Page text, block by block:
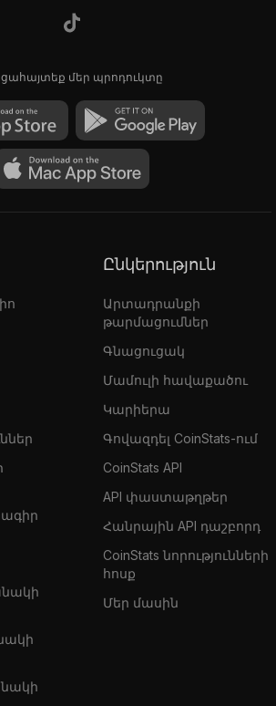
մեր պրոդուկտը
Ընկերություն
Արտադրանքի
թարմացումներ
Գնացուցակ
Մամուլի հավաքածու
Կարիերա
Գովազդել CoinStats-ում
CoinStats API
API փաստաթղթեր
Հանրային API դաշբորդ
CoinStats նորությունների
հոսք
Մեր մասին